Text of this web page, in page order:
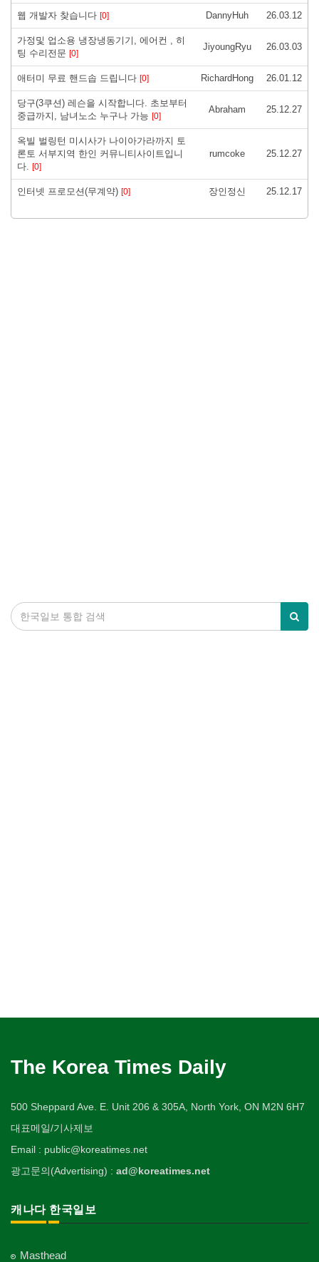
웹 개발자 찾습니다 [0] DannyHuh 26.03.12
가정및 업소용 냉장냉동기기, 에어컨 , 히
팅 수리전문 [0]
JiyoungRyu 26.03.03
애터미 무료 핸드솝 드립니다 [0] RichardHong 26.01.12
당구(3쿠션) 레슨을 시작합니다. 초보부터
중급까지, 남녀노소 누구나 가능 [0]
Abraham 25.12.27
옥빌 벌링턴 미시사가 나이아가라까지 토
론토 서부지역 한인 커뮤니티사이트입니
다. [0]
rumcoke 25.12.27
인터넷 프로모션(무계약) [0] 장인정신 25.12.17
The Korea Times Daily
500 Sheppard Ave. E. Unit 206 & 305A, North York, ON M2N 6H7
대표메일/기사제보
Email : public@koreatimes.net
광고문의(Advertising) : ad@koreatimes.net
캐나다 한국일보
Masthead